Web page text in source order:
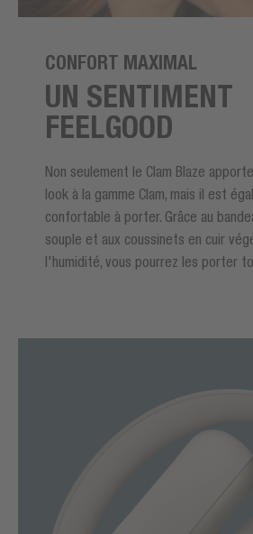
CONFORT MAXIMAL
UN SENTIMENT
FEELGOOD
Non seulement le Clam Blaze
look à la gamme Clam, mais il est
confortable à porter. Grâce au
souple et aux coussinets en cuir
l'humidité, vous pourrez les porter